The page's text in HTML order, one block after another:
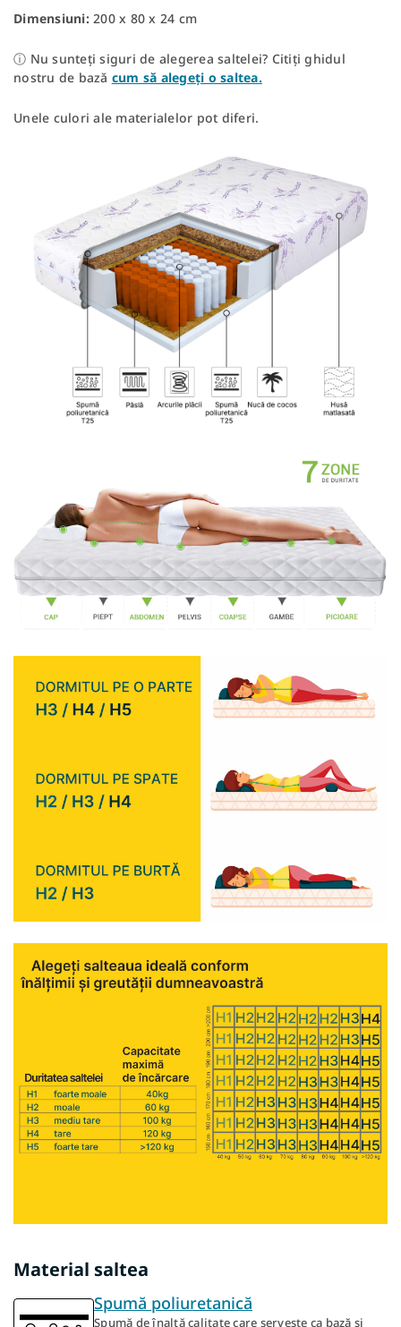
Dimensiuni: 200 x 80 x 24 cm
ⓘ Nu sunteți siguri de alegerea saltelei? Citiți ghidul
nostru de bază cum să alegeți o saltea.
Unele culori ale materialelor pot diferi.
Material saltea
Spumă poliuretanică
Spumă de înaltă calitate care servește ca bază și